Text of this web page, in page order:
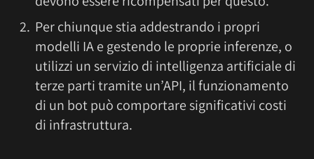
Per chiunque stia addestrando i propri
modelli IA e gestendo le proprie inferenze, o
utilizzi un servizio di intelligenza artificiale di
terze parti tramite un’API, il funzionamento
di un bot può comportare significativi costi
di infrastruttura.